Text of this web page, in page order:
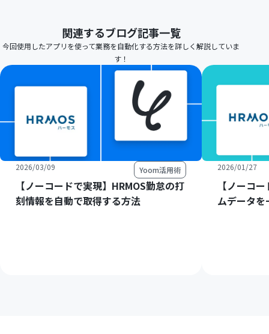
関連するブログ記事一覧
今回使用したアプリを使って業務を自動化する方法を詳しく解説していま
す！
2026/03/09 Yoom活用術
【ノーコードで実現】HRMOS勤怠の打
刻情報を自動で取得する方法
2026/01/27
【ノーコ
ムデータ